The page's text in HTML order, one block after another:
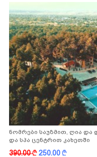
ნომრები საუზმით, ღია
და სპა ცენტრით კახეთში
390.00k250.00k